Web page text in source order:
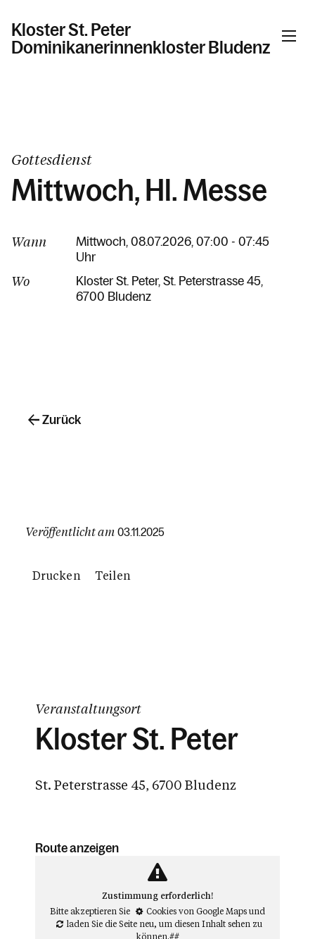
Kloster St. Peter
Dominikanerinnenkloster Bludenz
Gottesdienst
Mittwoch, Hl. Messe
Wann
Mittwoch, 08.07.2026, 07:00 - 07:45
Uhr
Wo Kloster St. Peter St. Peterstrasse 45
6700 Bludenz
Veröffentlicht am 03.11.2025
Drucken Teilen
Zurück
Veranstaltungsort
Kloster St. Peter
St. Peterstrasse 45, 6700 Bludenz
Route anzeigen
Zustimmung erforderlich!
Bitte akzeptieren Sie
Cookies von Google Mapsund
laden Sie die Seite neu, um diesen Inhalt sehen zu
können.##